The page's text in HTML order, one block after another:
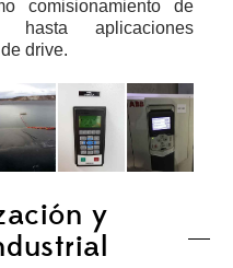
comisionamiento de
hasta aplicaciones
drive.
y